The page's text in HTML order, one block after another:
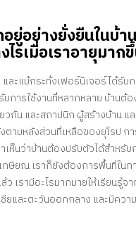
อยู่อย่างยั่งยืนในบ้า
ไรเมื่อเราอายุมาก
ละแม้กระทั่งเฟอร์นิเจอร์ได้รับ
การใช้งานที่หลากหลาย บ้านต้อ
กัน และสถาปนิก ผู้สร้างบ้าน แ
ามหลังส่วนที่เหลือของยุโรป ก
เห็นว่าบ้านต้องปรับตัวได้สำหรับ
กษียณ เราก็ยังต้องการพื้นที่ใน
เรามีอะไรมากมายให้เรียนรู้จ
ยและตะวันออกกลาง และมีควา